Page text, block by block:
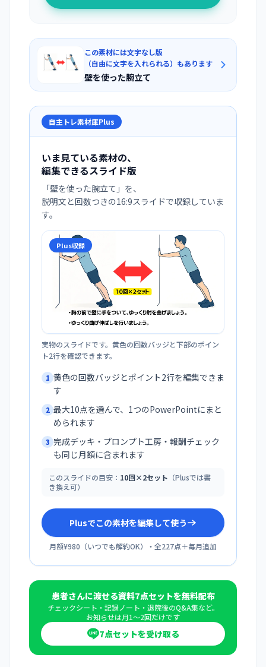
この素材には文字なし版
（自由に文字を入れられる）もあります
壁を使った腕立て
自主トレ素材庫Plus
いま見ている素材の、
編集できるスライド版
「壁を使った腕立て 」を、
説明文と回数つきの16:9スライドで収録していま
す。
Plus収録
実物のスライドです。黄色の回数バッジと下部のポイン
ト2行を確認できます。
1 黄色の回数バッジとポイント2行を編集できま
す
2 最大10点を選んで、1つのPowerPointにまと
められます
3 完成デッキ・プロンプト工房・報酬チェック
も同じ月額に含まれます
このスライドの目安： 10回×2セット （Plusでは書
き換え可）
Plusでこの素材を編集して使う
月額¥980 （いつでも解約OK）・全227点＋毎月追加
患者さんに渡せる資料7点セットを無料配布
チェックシート・記録ノート・退院後のQ&A集など。
お知らせは月1〜2回だけです
7点セットを受け取る